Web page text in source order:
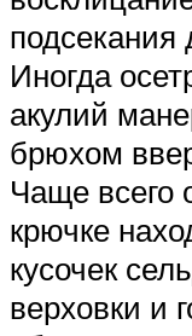
Иногда
акулий
брюхом
Чаще всего
крючке
кусочек
верховки и